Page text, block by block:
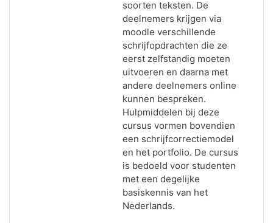
soorten teksten. De
deelnemers krijgen via
moodle verschillende
schrijfopdrachten die ze
eerst zelfstandig moeten
uitvoeren en daarna met
andere deelnemers online
kunnen bespreken.
Hulpmiddelen bij deze
cursus vormen bovendien
een schrijfcorrectiemodel
en het portfolio. De cursus
is bedoeld voor studenten
met een degelijke
basiskennis van het
Nederlands.